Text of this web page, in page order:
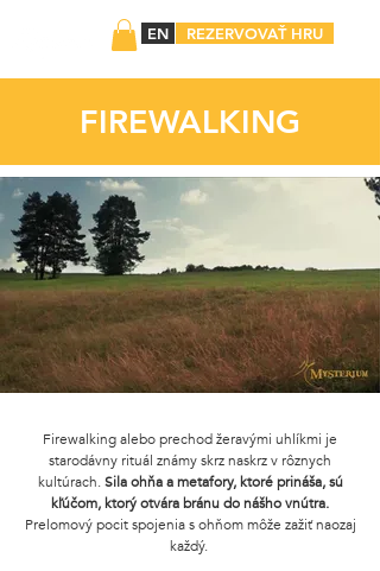
REZERVOVAŤ HRU
EN
FIREWALKING
Firewalking alebo prechod žeravými uhlíkmi je
starodávny rituál známy skrz naskrz v rôznych
kultúrach.Sila ohňa a metafory, ktoré prináša, sú
kľúčom, ktorý otvára bránu do nášho vnútra.
Prelomový pocit spojenia s ohňom môže zažiť naozaj
každý.